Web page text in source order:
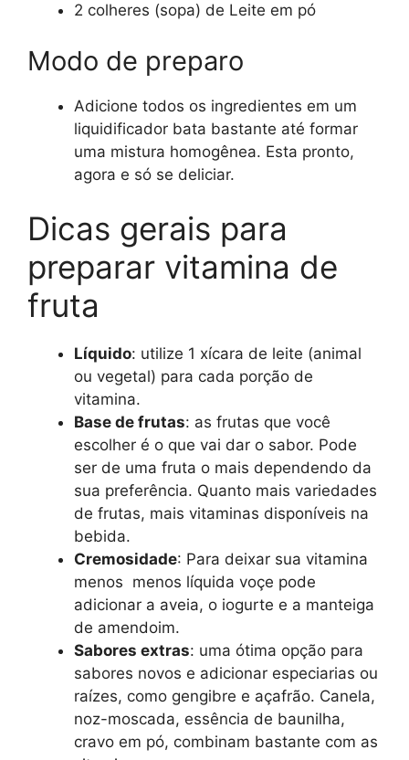
2 colheres (sopa) de Leite em pó
Modo de preparo
Adicione todos os ingredientes em um
liquidificador bata bastante até formar
uma mistura homogênea. Esta pronto,
agora e só se deliciar.
Dicas gerais para
preparar vitamina de
fruta
Líquido: utilize 1 xícara de leite (animal
ou vegetal) para cada porção de
vitamina.
Base de frutas: as frutas que você
escolher é o que vai dar o sabor. Pode
ser de uma fruta o mais dependendo da
sua preferência. Quanto mais variedades
de frutas, mais vitaminas disponíveis na
bebida.
Cremosidade: Para deixar sua vitamina
menos menos líquida voçe pode
adicionar a aveia, o iogurte e a manteiga
de amendoim.
Sabores extras: uma ótima opção para
sabores novos e adicionar especiarias ou
raízes, como gengibre e açafrão. Canela,
noz-moscada, essência de baunilha,
cravo em pó, combinam bastante com as